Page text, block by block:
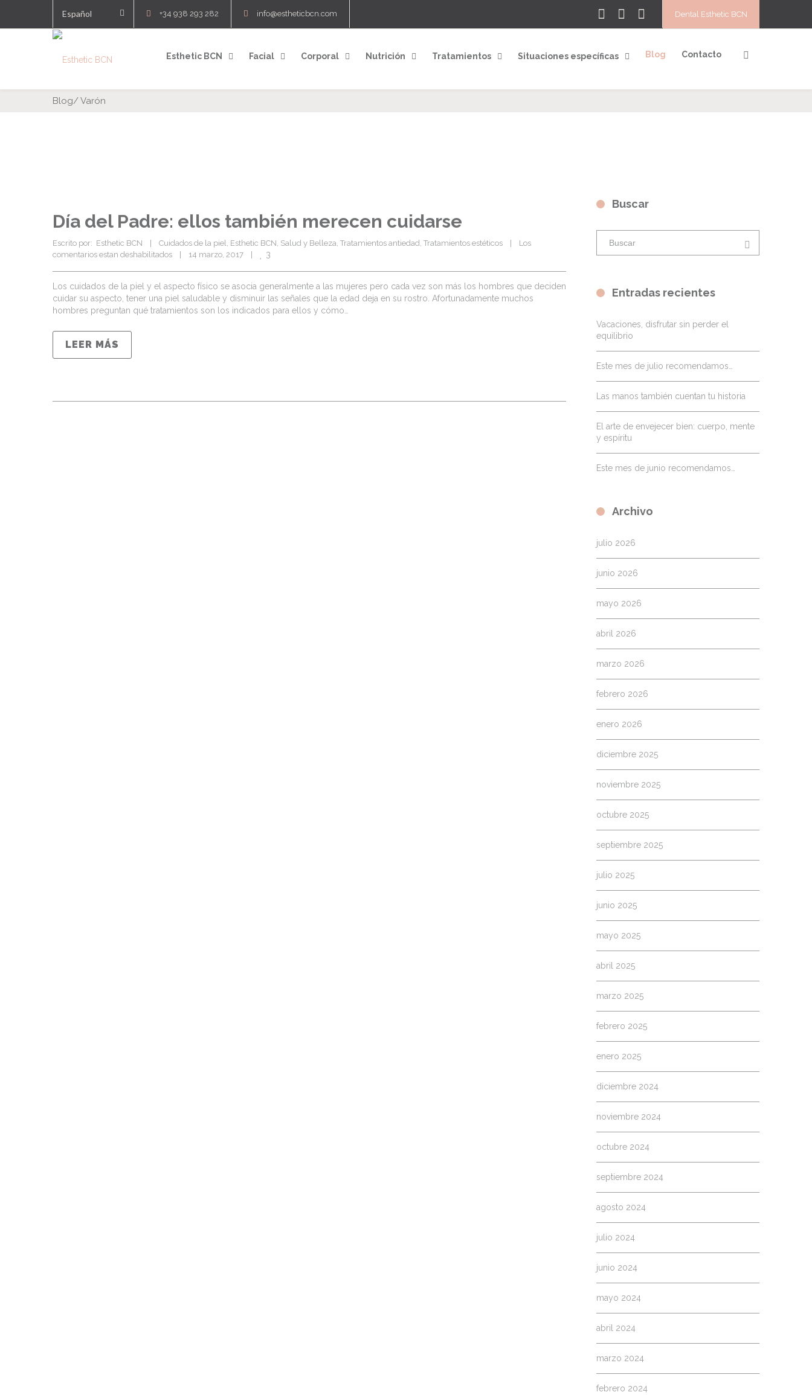
Español +34 938 293 282 info@estheticbcn.com Dental Esthetic BCN
Esthetic BCN Facial Corporal Nutrición Tratamientos Situaciones específicas Blog Contacto
Blog/Varón
Día del Padre: ellos también merecen cuidarse
Escrito por:  Esthetic BCN    | Cuidados de la piel, Esthetic BCN, Salud y Belleza, Tratamientos antiedad , Tratamientos estéticos
Los
comentarios estan deshabilitados
    |    14 marzo, 2017    |
3
Los cuidados de la piel y el aspecto físico se asocia generalmente a las mujeres pero cada vez son más los hombres que deciden
cuidar su aspecto, tener una piel saludable y disminuir las señales que la edad deja en su rostro. Afortunadamente muchos
hombres preguntan qué tratamientos son los indicados para ellos y cómo…
LEER MÁS
Buscar
Entradas recientes
Vacaciones, disfrutar sin perder el
equilibrio
Este mes de julio recomendamos…
Las manos también cuentan tu historia
El arte de envejecer bien: cuerpo, mente
y espíritu
Este mes de junio recomendamos…
Archivo
julio 2026
junio 2026
mayo 2026
abril 2026
marzo 2026
febrero 2026
enero 2026
diciembre 2025
noviembre 2025
octubre 2025
septiembre 2025
julio 2025
junio 2025
mayo 2025
abril 2025
marzo 2025
febrero 2025
enero 2025
diciembre 2024
noviembre 2024
octubre 2024
septiembre 2024
agosto 2024
julio 2024
junio 2024
mayo 2024
abril 2024
marzo 2024
febrero 2024